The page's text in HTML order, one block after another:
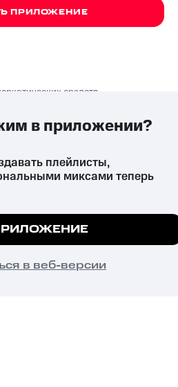
ПРИЛОЖЕНИЕ
средств,
причиняет вред здоровью,
и влечёт установленную
чтобы на сайте все работало.
ПОНЯТНО
в приложении?
плейлисты,
миксами теперь
в веб-версии